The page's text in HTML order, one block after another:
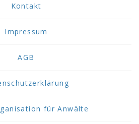
Kontakt
Impressum
AGB
für Anwälte